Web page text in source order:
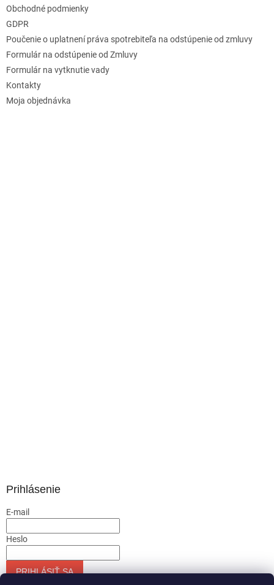
Obchodné podmienky
GDPR
Poučenie o uplatnení práva spotrebiteľa na odstúpenie od zmluvy
Formulár na odstúpenie od Zmluvy
Formulár na vytknutie vady
Kontakty
Moja objednávka
Prihlásenie
E-mail
Heslo
PRIHLÁSIŤ SA